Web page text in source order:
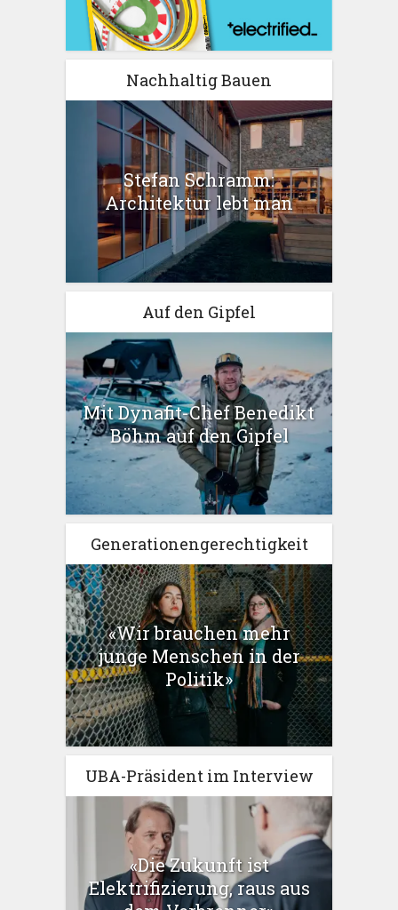
Nachhaltig Bauen
Stefan Schramm:
Architektur lebt man
Auf den Gipfel
Mit Dynafit-Chef Benedikt
Böhm auf den Gipfel
Generationengerechtigkeit
«Wir brauchen mehr
junge Menschen in der
Politik»
UBA-Präsident im Interview
«Die Zukunft ist
Elektrifizierung, raus aus